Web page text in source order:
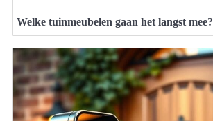
Welke tuinmeubelen gaan het langst mee?